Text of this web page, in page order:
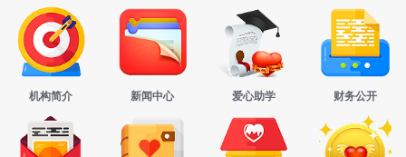
机构简介 新闻中心 爱心助学 财务公开